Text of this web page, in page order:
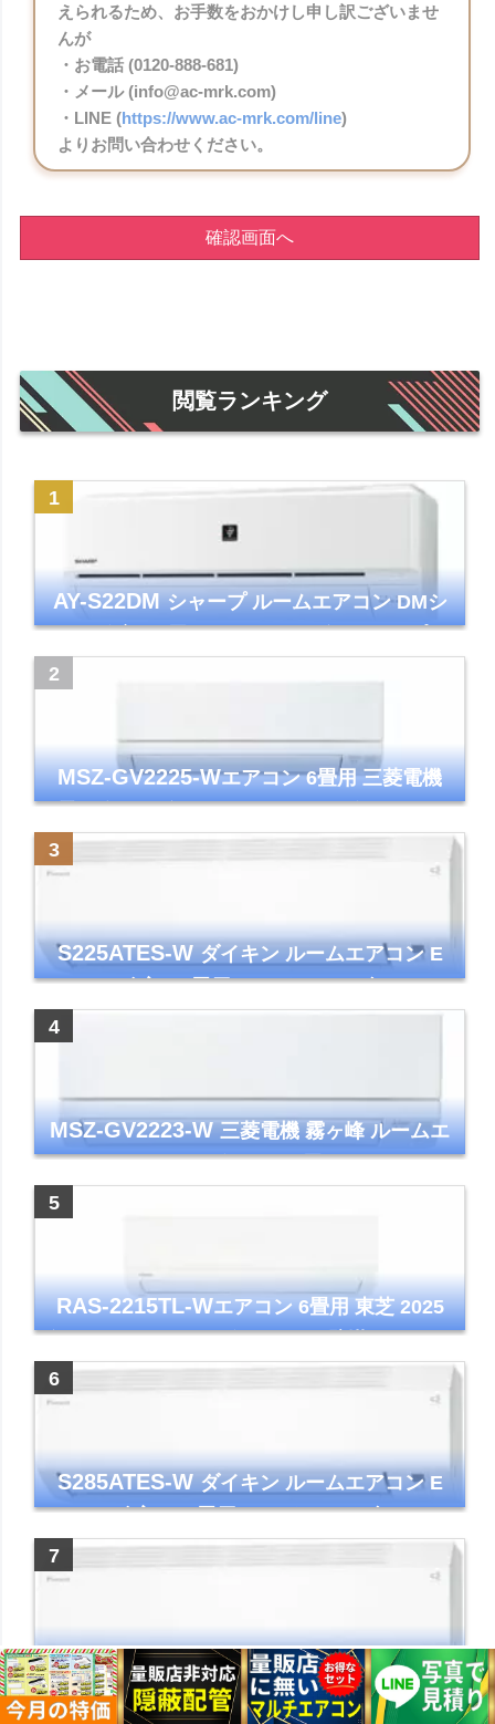
えられるため、お手数をおかけし申し訳ございませ
んが
・お電話 (0120-888-681)
・メール (info@ac-mrk.com)
・LINE (https://www.ac-mrk.com/line)
よりお問い合わせください。
確認画面へ
閲覧ランキング
AY-S22DMシャープ ルームエアコン DMシ
リーズ 主に6畳 ホワイト 2024年モデル プラ
MSZ-GV2225-Wエアコン 6畳用 三菱電機
霧ヶ峰 2025年モデル GVシリーズ ピュアホ
ワイト 清潔 除湿 単相100V
S225ATES-Wダイキン ルームエアコン E
シリーズ 主に6畳用 ホワイト 2025年モデル
MSZ-GV2223-W三菱電機 霧ヶ峰 ルームエ
アコン GVシリーズ おもに6畳用 ピュアホワ
RAS-2215TL-Wエアコン 6畳用 東芝 2025
年モデル TLシリーズ ホワイト 壁掛け クーラ
ー コンパクト 清潔
S285ATES-Wダイキン ルームエアコン E
シリーズ 主に10畳用 ホワイト 2025年モデル
コンパクトモデル ストリーマ
S565ATEP-Wダイキン ルームエアコン E
シリーズ 主に18畳用 ホワイト 2025年モデル